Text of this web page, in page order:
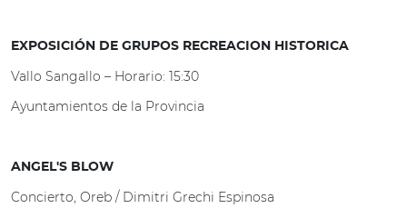
EXPOSICIÓN DE GRUPOS RECREACION HISTORICA
Vallo Sangallo – Horario: 15:30
Ayuntamientos de la Provincia
ANGEL'S BLOW
Concierto, Oreb / Dimitri Grechi Espinosa